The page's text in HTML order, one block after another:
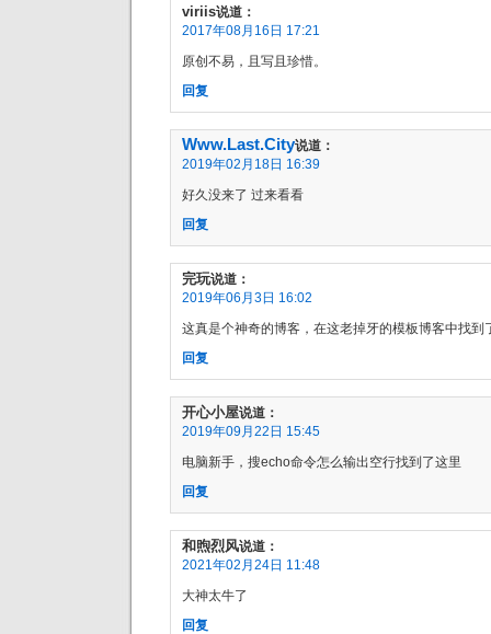
viriis说道：
2017年08月16日 17:21
原创不易，且写且珍惜。
回复
Www.Last.City说道：
2019年02月18日 16:39
好久没来了 过来看看
回复
完玩说道：
2019年06月3日 16:02
这真是个神奇的博客，在这老掉牙的模板博客中找到
回复
开心小屋说道：
2019年09月22日 15:45
电脑新手，搜echo命令怎么输出空行找到了这里
回复
和煦烈风说道：
2021年02月24日 11:48
大神太牛了
回复